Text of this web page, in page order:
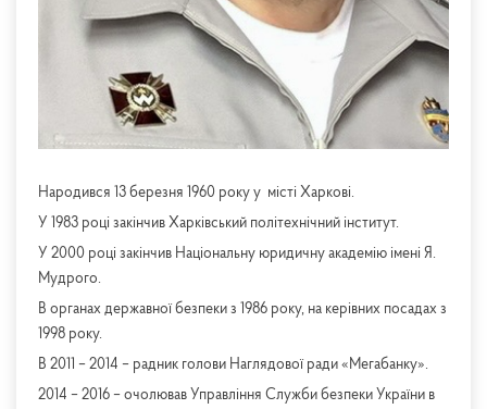
Народився 13 березня 1960 року у місті Харкові.
У 1983 році закінчив Харківський політехнічний інститут.
У 2000 році закінчив Національну юридичну академію імені Я.
Мудрого.
В органах державної безпеки з 1986 року, на керівних посадах з
1998 року.
В 2011 – 2014 – радник голови Наглядової ради «Мегабанку».
2014 – 2016 – очолював Управління Служби безпеки України в